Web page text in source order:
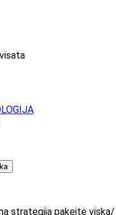
strategija pakeitė viską